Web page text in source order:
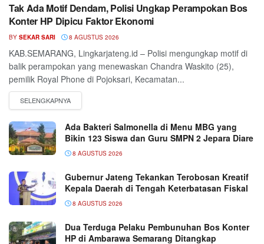
Tak Ada Motif Dendam, Polisi Ungkap Perampokan Bos
Konter HP Dipicu Faktor Ekonomi
BY SEKAR SARI 8 AGUSTUS 2026
KAB.SEMARANG, Lingkarjateng.id – Polisi mengungkap motif di
balik perampokan yang menewaskan Chandra Waskito (25),
pemilik Royal Phone di Pojoksari, Kecamatan...
Ada Bakteri Salmonella di Menu MBG yang
Bikin 123 Siswa dan Guru SMPN 2 Jepara Diare
8 AGUSTUS 2026
Gubernur Jateng Tekankan Terobosan Kreatif
Kepala Daerah di Tengah Keterbatasan Fiskal
8 AGUSTUS 2026
Dua Terduga Pelaku Pembunuhan Bos Konter
HP di Ambarawa Semarang Ditangkap